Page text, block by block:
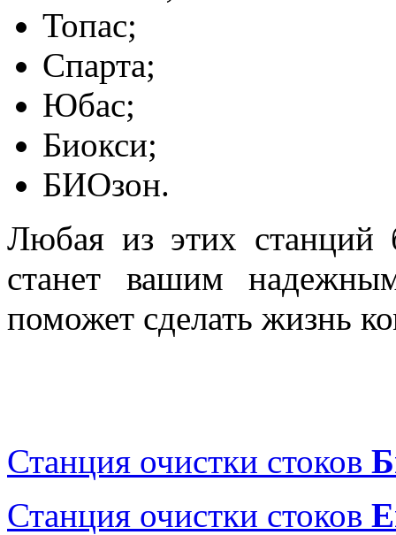
Топас;
Спарта;
Юбас;
Биокси;
БИОзон.
Любая из этих станций
станет вашим
поможет сделать жизнь
Станция очистки стоков
Станция очистки стоков